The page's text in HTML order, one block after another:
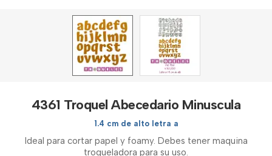
4361 Troquel Abecedario Minuscula
1.4 cm de alto letra a
Ideal para cortar papel y foamy. Debes tener maquina
troqueladora para su uso.